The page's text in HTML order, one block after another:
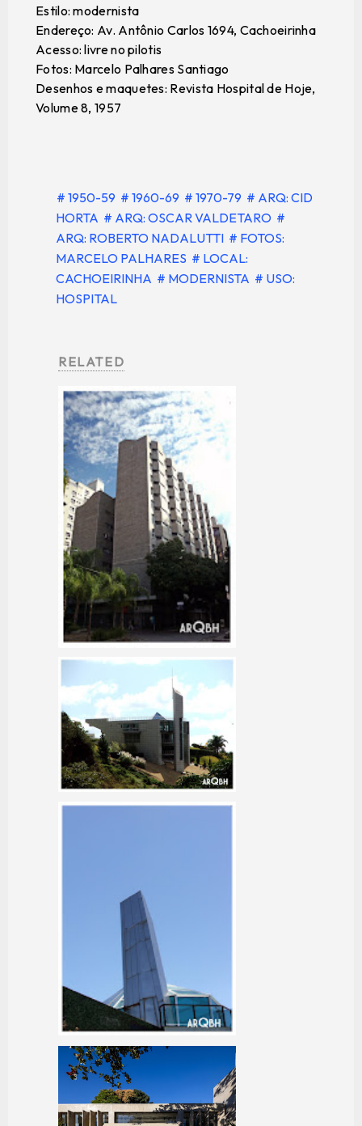
Estilo: modernista
Endereço: Av. Antônio Carlos 1694, Cachoeirinha
Acesso: livre no pilotis
Fotos: Marcelo Palhares Santiago
Desenhos e maquetes: Revista Hospital de Hoje,
Volume 8, 1957
# 1950-59 # 1960-69 # 1970-79 # ARQ: CID
HORTA # ARQ: OSCAR VALDETARO #
ARQ: ROBERTO NADALUTTI # FOTOS:
MARCELO PALHARES # LOCAL:
CACHOEIRINHA # MODERNISTA # USO:
HOSPITAL
RELATED